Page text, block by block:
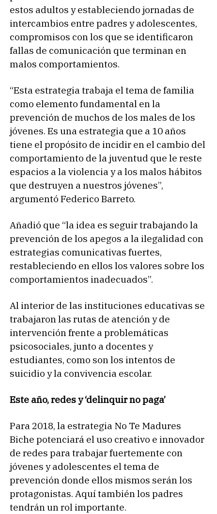
estos adultos y estableciendo jornadas de
intercambios entre padres y adolescentes,
compromisos con los que se identificaron
fallas de comunicación que terminan en
malos comportamientos.
“Esta estrategia trabaja el tema de familia
como elemento fundamental en la
prevención de muchos de los males de los
jóvenes. Es una estrategia que a 10 años
tiene el propósito de incidir en el cambio del
comportamiento de la juventud que le reste
espacios a la violencia y a los malos hábitos
que destruyen a nuestros jóvenes”,
argumentó Federico Barreto.
Añadió que “la idea es seguir trabajando la
prevención de los apegos a la ilegalidad con
estrategias comunicativas fuertes,
restableciendo en ellos los valores sobre los
comportamientos inadecuados”.
Al interior de las instituciones educativas se
trabajaron las rutas de atención y de
intervención frente a problemáticas
psicosociales, junto a docentes y
estudiantes, como son los intentos de
suicidio y la convivencia escolar.
Este año, redes y ‘delinquir no paga’
Para 2018, la estrategia No Te Madures
Biche potenciará el uso creativo e innovador
de redes para trabajar fuertemente con
jóvenes y adolescentes el tema de
prevención donde ellos mismos serán los
protagonistas. Aquí también los padres
tendrán un rol importante.